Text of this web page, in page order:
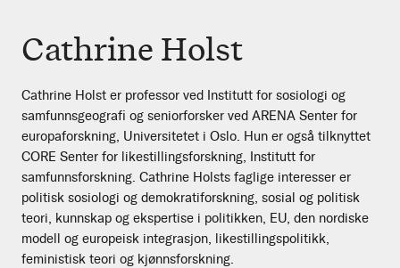
Cathrine Holst
Cathrine Holst er professor ved Institutt for sosiologi og
samfunnsgeografi og seniorforsker ved ARENA Senter for
europaforskning, Universitetet i Oslo. Hun er også tilknyttet
CORE Senter for likestillingsforskning, Institutt for
samfunnsforskning. Cathrine Holsts faglige interesser er
politisk sosiologi og demokratiforskning, sosial og politisk
teori, kunnskap og ekspertise i politikken, EU, den nordiske
modell og europeisk integrasjon, likestillingspolitikk,
feministisk teori og kjønnsforskning.